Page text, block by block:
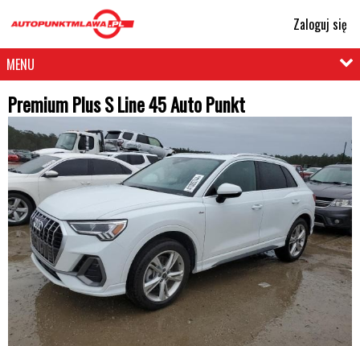
Zaloguj się
MENU
Premium Plus S Line 45 Auto Punkt